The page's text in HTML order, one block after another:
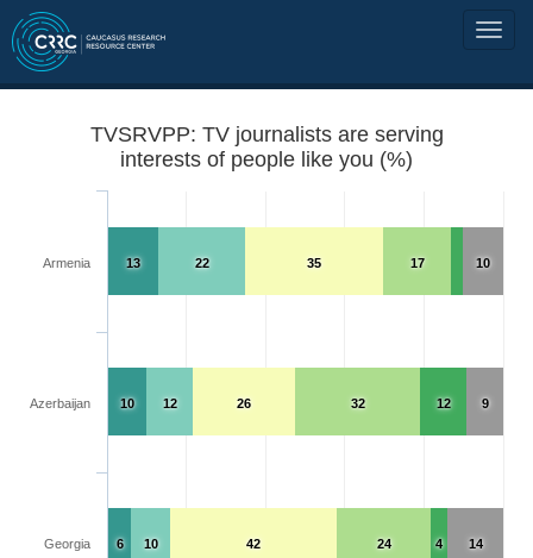
TVSRVPP: TV journalists are serving
interests of people like you (%)
10
9
14
12
4
17
32
24
35
26
42
22
12
10
13
10
6
Armenia
Azerbaijan
Georgia